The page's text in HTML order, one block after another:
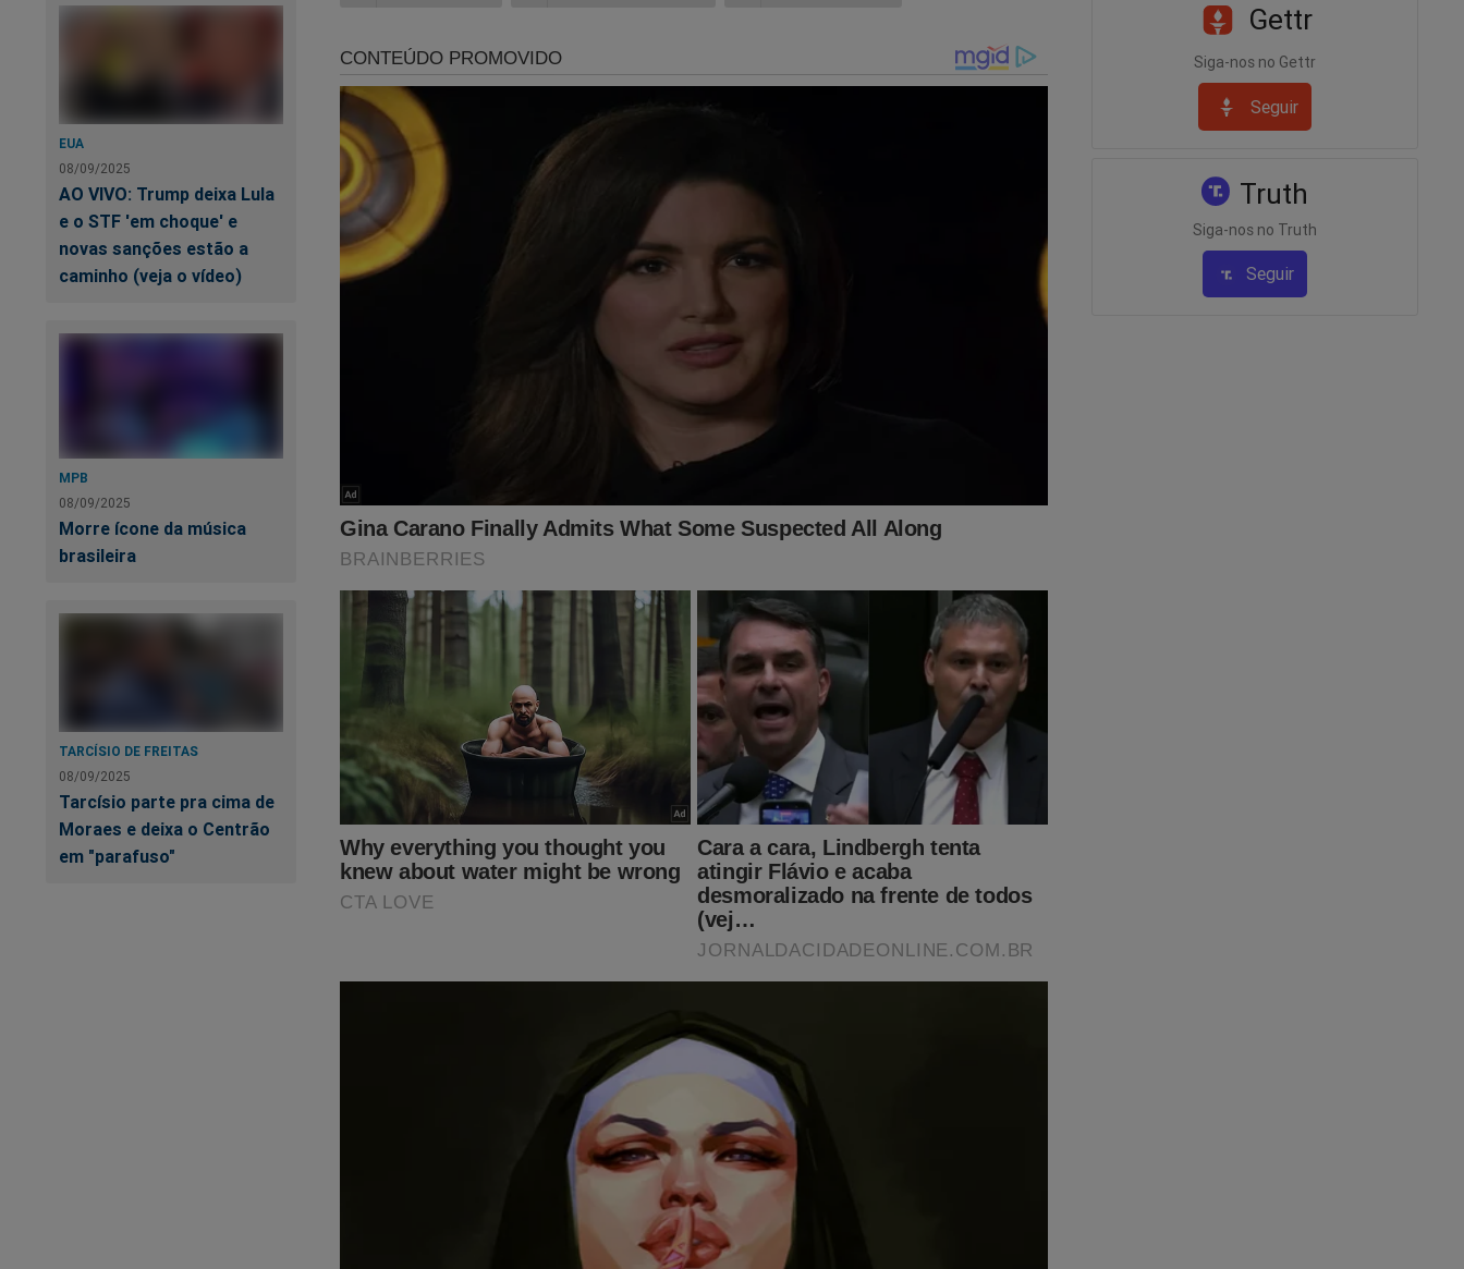
EUA
08/09/2025
AO VIVO: Trump deixa Lula
e o STF 'em choque' e
novas sanções estão a
caminho (veja o vídeo)
MPB
08/09/2025
Morre ícone da música
brasileira
TARCÍSIO DE FREITAS
08/09/2025
Tarcísio parte pra cima de
Moraes e deixa o Centrão
em "parafuso"
Gettr
Siga-nos no Gettr
Seguir
Truth
Siga-nos no Truth
Seguir